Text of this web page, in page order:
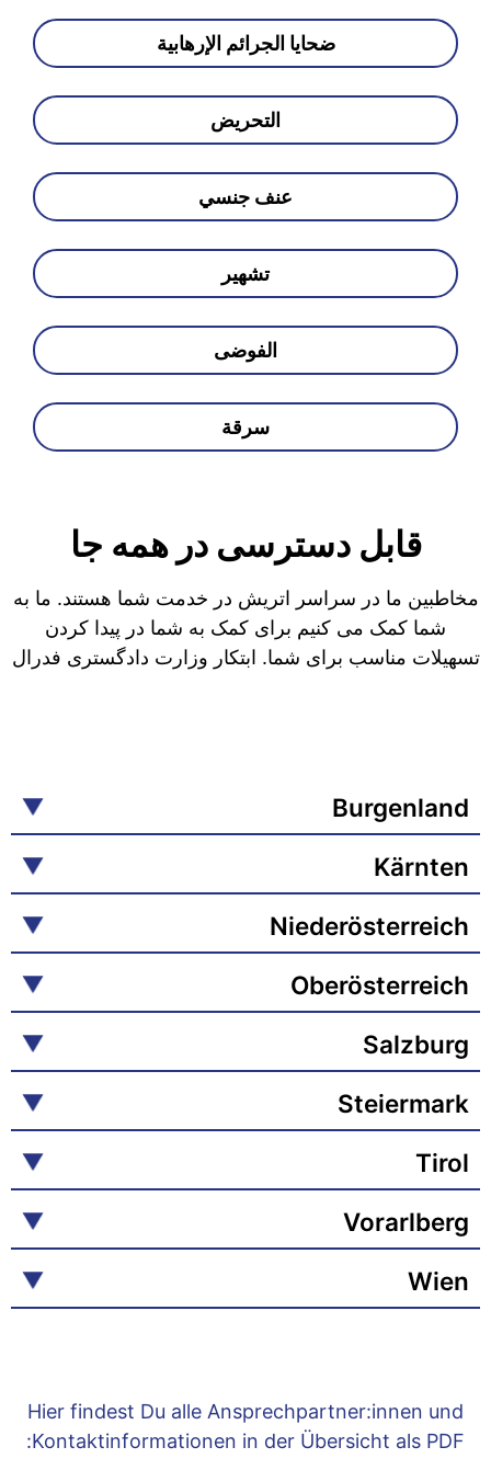
ضحايا الجرائم الإرهابية
التحريض
عنف جنسي
تشهير
الفوضى
سرقة
قابل دسترسی در همه جا
مخاطبین ما در سراسر اتریش در خدمت شما هستند. ما به
شما کمک می کنیم برای کمک به شما در پیدا کردن
تسهیلات مناسب برای شما. ابتکار وزارت دادگستری فدرال
Burgenland
Kärnten
Niederösterreich
Oberösterreich
Salzburg
Steiermark
Tirol
Vorarlberg
Wien
Hier findest Du alle Ansprechpartner:innen und
Kontaktinformationen in der Übersicht als PDF: